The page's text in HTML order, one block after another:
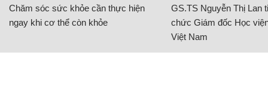
Chăm sóc sức khỏe cần thực hiện
ngay khi cơ thể còn khỏe
GS.TS Nguyễn Thị Lan
chức Giám đốc Học
Việt Nam